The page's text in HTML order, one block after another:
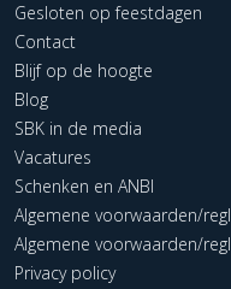
Gesloten op feestdagen
Contact
Blijf op de hoogte
Blog
SBK in de media
Vacatures
Schenken en ANBI
Algemene voorwaarden/
Algemene voorwaarden/
Privacy policy